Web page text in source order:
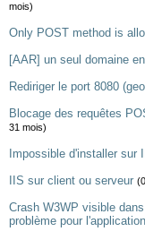
mois)
Only POST method is
[AAR] un seul domaine
Rediriger le port 8080
Blocage des requêtes
31 mois)
Impossible d'installer sur
IIS sur client ou serveur
Crash W3WP visible
problème pour l'application